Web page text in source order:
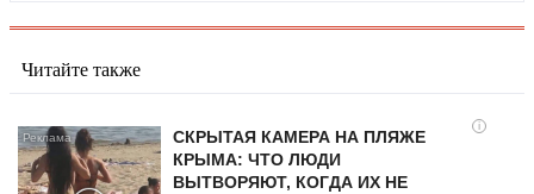
Читайте также
i
СКРЫТАЯ КАМЕРА НА ПЛЯЖЕ
КРЫМА: ЧТО ЛЮДИ
ВЫТВОРЯЮТ, КОГДА ИХ НЕ